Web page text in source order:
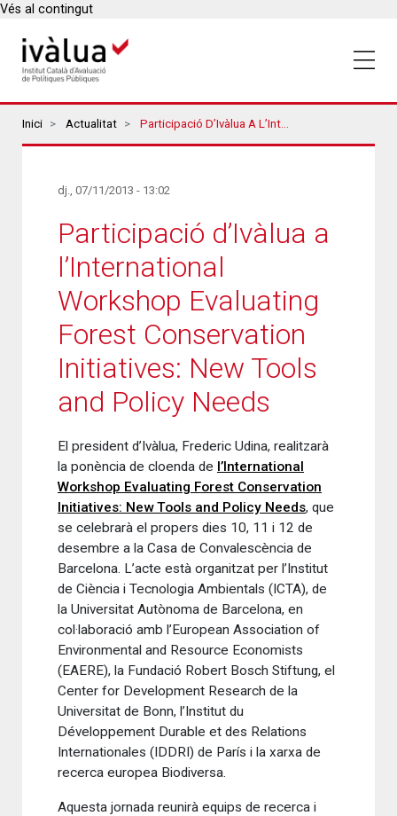
Vés al contingut
Breadcrumbs
Inici Actualitat Participació D’Ivàlua A L’International Workshop Evaluating Forest Conservation Initiatives: New Tools And Policy Needs
dj., 07/11/2013 - 13:02
Participació d’Ivàlua a
l’International
Workshop Evaluating
Forest Conservation
Initiatives: New Tools
and Policy Needs
El president d’Ivàlua, Frederic Udina, realitzarà
la ponència de cloenda de l’International
Workshop Evaluating Forest Conservation
Initiatives: New Tools and Policy Needs, que
se celebrarà el propers dies 10, 11 i 12 de
desembre a la Casa de Convalescència de
Barcelona. L’acte està organitzat per l’Institut
de Ciència i Tecnologia Ambientals (ICTA), de
la Universitat Autònoma de Barcelona, en
col·laboració amb l’European Association of
Environmental and Resource Economists
(EAERE), la Fundació Robert Bosch Stiftung, el
Center for Development Research de la
Universitat de Bonn, l’Institut du
Développement Durable et des Relations
Internationales (IDDRI) de París i la xarxa de
recerca europea Biodiversa.
Aquesta jornada reunirà equips de recerca i